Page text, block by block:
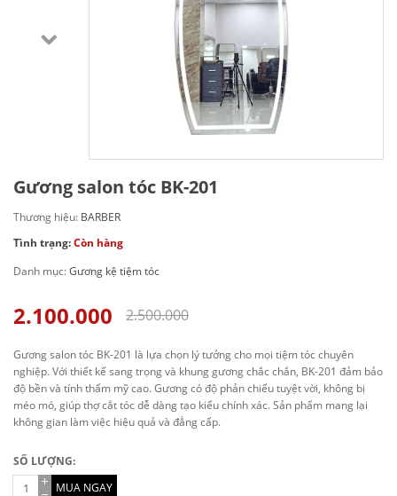
Gương salon tóc BK-201
Thương hiệu: BARBER
Tình trạng:Còn hàng
Danh mục:Gương kệ tiệm tóc
2.500.000
2.100.000
Gương salon tóc BK-201 là lựa chọn lý tưởng cho mọi tiệm tóc chuyên
nghiệp. Với thiết kế sang trọng và khung gương chắc chắn, BK-201 đảm bảo
độ bền và tính thẩm mỹ cao. Gương có độ phản chiếu tuyệt vời, không bị
méo mó, giúp thợ cắt tóc dễ dàng tạo kiểu chính xác. Sản phẩm mang lại
không gian làm việc hiệu quả và đẳng cấp.
SỐ LƯỢNG:
MUA NGAY